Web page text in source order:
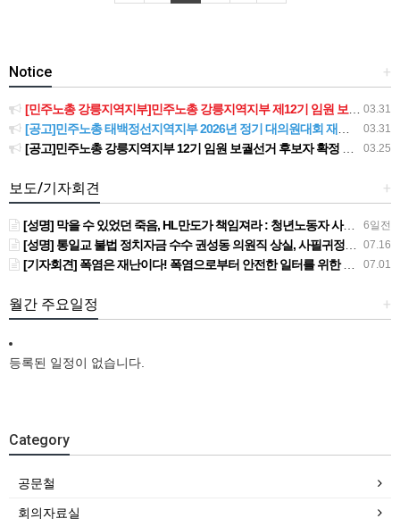
+
Notice
03.31
[민주노총 강릉지역지부]민주노총 강릉지역지부 제12기 임원 보궐선거결과 공고
03.31
[공고]민주노총 태백정선지역지부 2026년 정기 대의원대회 재소집 건
03.25
[공고]민주노총 강릉지역지부 12기 임원 보궐선거 후보자 확정 공고
+
보도/기자회견
6일전
[성명] 막을 수 있었던 죽음, HL만도가 책임져라 : 청년노동자 사망사고의 철저한 진상규명과 재발방지 대책 마련하라
07.16
[성명] 통일교 불법 정치자금 수수 권성동 의원직 상실, 사필귀정이다
07.01
[기자회견] 폭염은 재난이다! 폭염으로부터 안전한 일터를 위한 민주노총 강원지역본부 폭염감시단 선포 기자회견
+
월간 주요일정
등록된 일정이 없습니다.
Category
공문철
회의자료실